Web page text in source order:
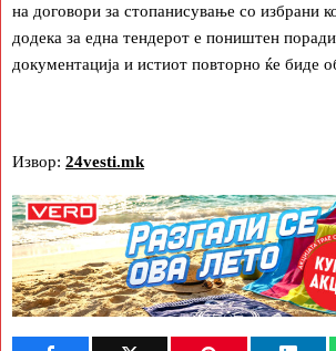
на договори за стопанисување со избрани
додека за една тендерот е поништен
документација и истиот повторно ќе биде
Извор: 24vesti.mk